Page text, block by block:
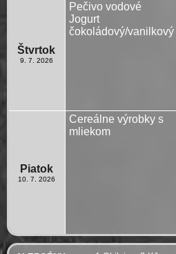
Štvrtok
9. 7. 2026
Pečivo vodové
Jogurt
čokoládový/vanilkový
Piatok
10. 7. 2026
Cereálne výrobky s
mliekom